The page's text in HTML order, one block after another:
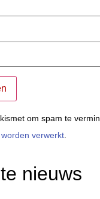
om spam te
verwerkt
nieuws